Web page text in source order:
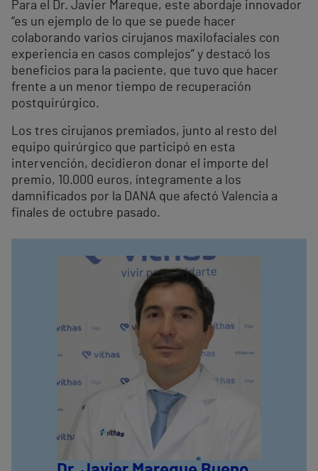
Para el Dr. Javier Mareque, este abordaje innovador
“es un ejemplo de lo que se puede hacer
colaborando varios cirujanos maxilofaciales con
experiencia en casos complejos” y destacó los
beneficios para la paciente, que tuvo que hacer
frente a un menor tiempo de recuperación
postquirúrgico.
Los tres cirujanos premiados, junto al resto del
equipo quirúrgico que participó en esta
intervención, decidieron donar el importe del
premio, 10.000 euros, íntegramente a los
damnificados por la DANA que afectó Valencia a
finales de octubre pasado.